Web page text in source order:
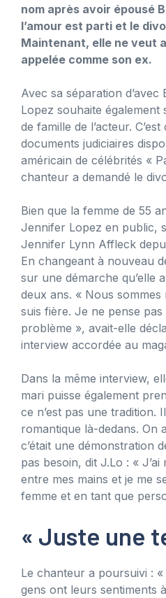
nom après avoir épousé
l’amour est parti et le
Maintenant, elle ne veut
appelée comme son ex.
Avec sa séparation
Lopez souhaite également
de famille de l’acteur.
documents judiciaires
américain de célébrités «
chanteur a demandé le
Bien que la femme de 55
Jennifer Lopez en public,
Jennifer Lynn Affleck
En changeant à nouveau
sur une démarche qu’elle
deux ans. « Nous sommes
suis fière. Je ne pense
problème », avait-elle
interview accordée au
Dans la même interview,
mari puisse également
ce n’est pas une tradition.
romantique là-dedans. On
c’était une démonstration
pas besoin, dit J.Lo : «
entre mes mains et je me
femme et en tant que
« Juste une
Le chanteur a poursuivi :
gens ont leurs sentiments